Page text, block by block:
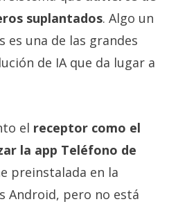
suplantados. Algo un
una de las grandes
de IA que da lugar a
el receptor como el
la app Teléfono de
preinstalada en la
Android, pero no está